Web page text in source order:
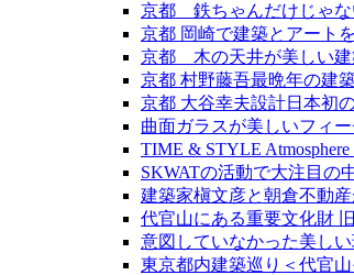
京都 鉄ちゃんだけじゃな
京都 岡崎で建築とアート
京都 木の天井が美しい建
京都 村野藤吾最晩年の建
京都 大谷幸夫設計日本初
曲面ガラスが美しいフィ
TIME & STYLE
SKWATの活動で大注目の
建築家槇文彦と朝倉不動
代官山にある重要文化財
意図していなかった美し
東京都内建築巡り＜代官